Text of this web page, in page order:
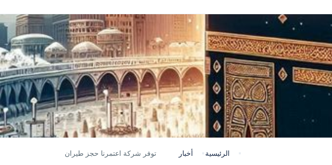
الرئيسية أخبار توفر شركة اعتمرنا حجز طيران